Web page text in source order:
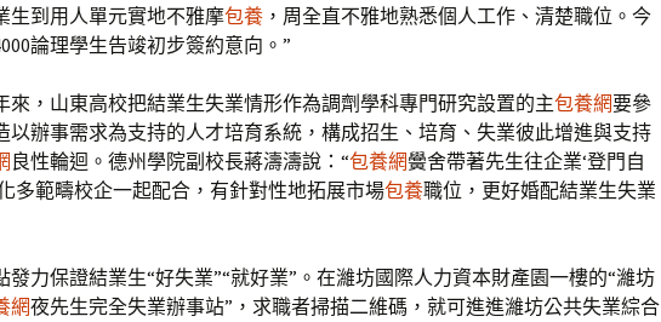
生到用人單元實地不雅摩包養 ，周全直不雅地熟悉個人工作、清楚職位。今
論理學生告竣初步簽約意向。”
來，山東高校把結業生失業情形作為調劑學科專門研究設置的主包養網要參
以辦事需求為支持的人才培育系統，構成招生、培育、失業彼此增進與支持
良性輪迴。德州學院副校長蔣濤濤說：“包養網黌舍帶著先生往企業‘登門自
多範疇校企一起配合，有針對性地拓展市場包養職位，更好婚配結業生失業
發力保證結業生“好失業”“就好業”。在濰坊國際人力資本財產園一樓的“濰坊
網夜先生完全失業辦事站”，求職者掃描二維碼，就可進進濰坊公共失業綜合